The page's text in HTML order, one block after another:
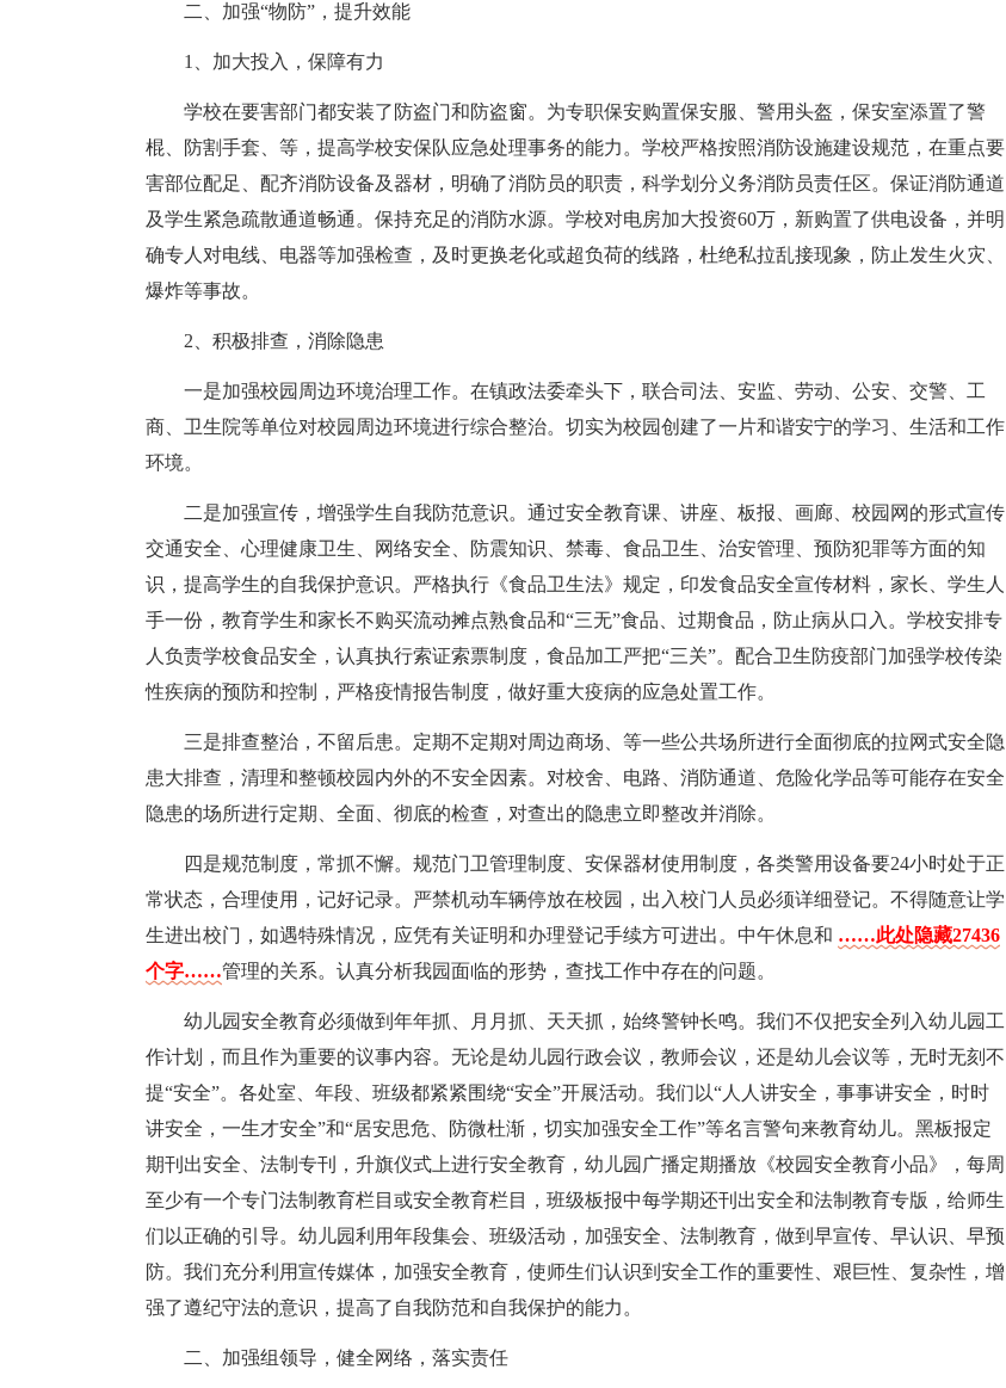
二、加强“物防”，提升效能
1、加大投入，保障有力
学校在要害部门都安装了防盗门和防盗窗。为专职保安购置保安服、警用头盔，保安室添置了警
棍、防割手套、等，提高学校安保队应急处理事务的能力。学校严格按照消防设施建设规范，在重点要
害部位配足、配齐消防设备及器材，明确了消防员的职责，科学划分义务消防员责任区。保证消防通道
及学生紧急疏散通道畅通。保持充足的消防水源。学校对电房加大投资60万，新购置了供电设备，并明
确专人对电线、电器等加强检查，及时更换老化或超负荷的线路，杜绝私拉乱接现象，防止发生火灾、
爆炸等事故。
2、积极排查，消除隐患
一是加强校园周边环境治理工作。在镇政法委牵头下，联合司法、安监、劳动、公安、交警、工
商、卫生院等单位对校园周边环境进行综合整治。切实为校园创建了一片和谐安宁的学习、生活和工作
环境。
二是加强宣传，增强学生自我防范意识。通过安全教育课、讲座、板报、画廊、校园网的形式宣传
交通安全、心理健康卫生、网络安全、防震知识、禁毒、食品卫生、治安管理、预防犯罪等方面的知
识，提高学生的自我保护意识。严格执行《食品卫生法》规定，印发食品安全宣传材料，家长、学生人
手一份，教育学生和家长不购买流动摊点熟食品和“三无”食品、过期食品，防止病从口入。学校安排专
人负责学校食品安全，认真执行索证索票制度，食品加工严把“三关”。配合卫生防疫部门加强学校传染
性疾病的预防和控制，严格疫情报告制度，做好重大疫病的应急处置工作。
三是排查整治，不留后患。定期不定期对周边商场、等一些公共场所进行全面彻底的拉网式安全隐
患大排查，清理和整顿校园内外的不安全因素。对校舍、电路、消防通道、危险化学品等可能存在安全
隐患的场所进行定期、全面、彻底的检查，对查出的隐患立即整改并消除。
四是规范制度，常抓不懈。规范门卫管理制度、安保器材使用制度，各类警用设备要24小时处于正
常状态，合理使用，记好记录。严禁机动车辆停放在校园，出入校门人员必须详细登记。不得随意让学
生进出校门，如遇特殊情况，应凭有关证明和办理登记手续方可进出。中午休息和 ……此处隐藏27436
个字……管理的关系。认真分析我园面临的形势，查找工作中存在的问题。
幼儿园安全教育必须做到年年抓、月月抓、天天抓，始终警钟长鸣。我们不仅把安全列入幼儿园工
作计划，而且作为重要的议事内容。无论是幼儿园行政会议，教师会议，还是幼儿会议等，无时无刻不
提“安全”。各处室、年段、班级都紧紧围绕“安全”开展活动。我们以“人人讲安全，事事讲安全，时时
讲安全，一生才安全”和“居安思危、防微杜渐，切实加强安全工作”等名言警句来教育幼儿。黑板报定
期刊出安全、法制专刊，升旗仪式上进行安全教育，幼儿园广播定期播放《校园安全教育小品》，每周
至少有一个专门法制教育栏目或安全教育栏目，班级板报中每学期还刊出安全和法制教育专版，给师生
们以正确的引导。幼儿园利用年段集会、班级活动，加强安全、法制教育，做到早宣传、早认识、早预
防。我们充分利用宣传媒体，加强安全教育，使师生们认识到安全工作的重要性、艰巨性、复杂性，增
强了遵纪守法的意识，提高了自我防范和自我保护的能力。
二、加强组领导，健全网络，落实责任